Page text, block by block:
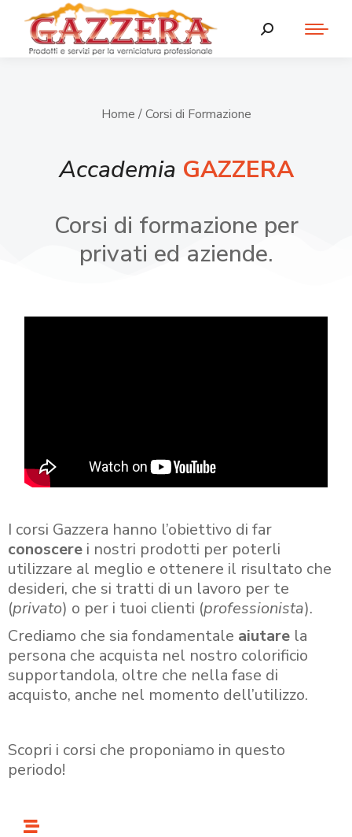
Home / Corsi di Formazione
Accademia GAZZERA
Corsi di formazione per
privati ed aziende.
I corsi Gazzera hanno l’obiettivo di far
conoscere i nostri prodotti per poterli
utilizzare al meglio e ottenere il risultato che
desideri, che si tratti di un lavoro per te
(privato) o per i tuoi clienti (professionista).
Crediamo che sia fondamentale aiutare la
persona che acquista nel nostro colorificio
supportandola, oltre che nella fase di
acquisto, anche nel momento dell’utilizzo.
Scopri i corsi che proponiamo in questo
periodo!